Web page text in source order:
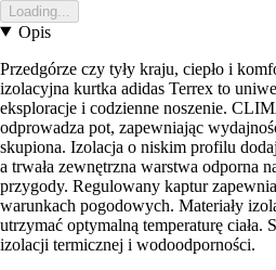
Loading...
Opis
Przedgórze czy tyły kraju, ciepło i
izolacyjna kurtka adidas Terrex to
eksploracje i codzienne noszenie.
odprowadza pot, zapewniając
skupiona. Izolacja o niskim profilu
a trwała zewnętrzna warstwa odporna
przygody. Regulowany kaptur
warunkach pogodowych. Materiały
utrzymać optymalną temperaturę ciała.
izolacji termicznej i wodoodporności.